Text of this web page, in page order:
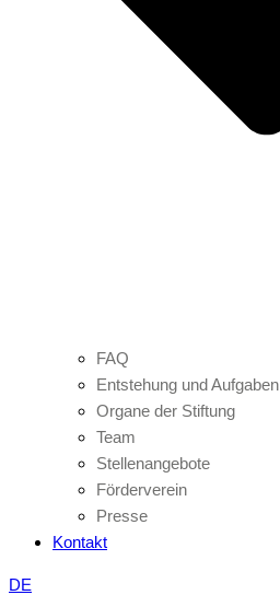
FAQ
Entstehung und Aufgaben
Organe der Stiftung
Team
Stellenangebote
Förderverein
Presse
Kontakt
DE